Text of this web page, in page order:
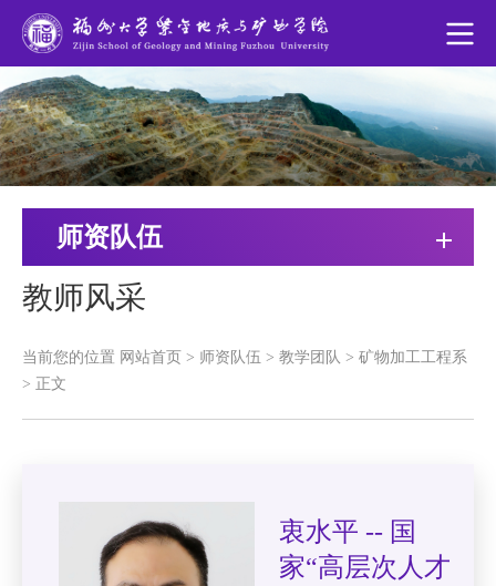
师资队伍
教师风采
当前您的位置 网站首页 > 师资队伍 > 教学团队 > 矿物加工工程系
> 正文
衷水平 -- 国
家“高层次人才